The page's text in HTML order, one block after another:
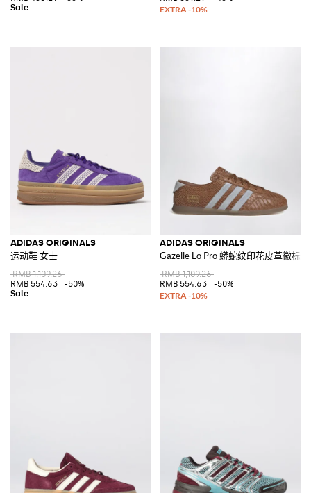
ADIDAS ORIGINALS
运动鞋 女士
RMB 1,109.26
RMB 554.63
-50%
ADIDAS ORIGINALS
Gazelle Lo Pro 蟒蛇纹印花皮革徽标
RMB 1,109.26
RMB 554.63
-50%